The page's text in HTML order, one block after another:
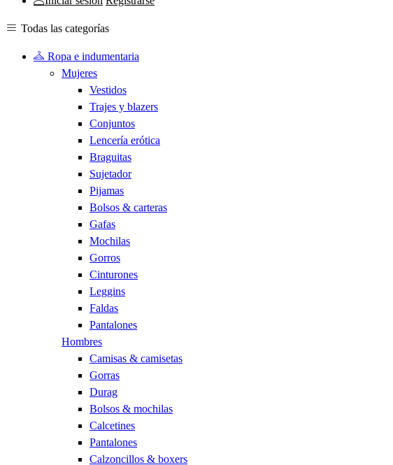
Todas las categorías
Ropa e indumentaria
Mujeres
Vestidos
Trajes y blazers
Conjuntos
Lencería erótica
Braguitas
Sujetador
Pijamas
Bolsos & carteras
Gafas
Mochilas
Gorros
Cinturones
Leggins
Faldas
Pantalones
Hombres
Camisas & camisetas
Gorras
Durag
Bolsos & mochilas
Calcetines
Pantalones
Calzoncillos & boxers